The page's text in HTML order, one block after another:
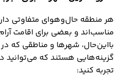
هر منطقه حال‌وهوای متفاوتی
مناسب‌اند و بعضی برای اقامت
بااین‌حال، شهرها و مناطقی که
گزینه‌هایی هستند که می‌توانید
تجربه کنید: